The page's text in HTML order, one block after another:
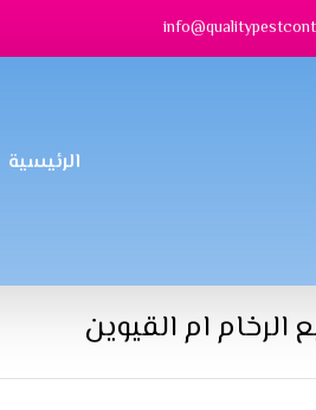
الرئيسية
ام القيوين